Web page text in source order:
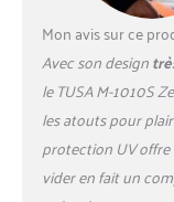
Mon avis sur ce
Avec son design
le TUSA M-1010S
les atouts pour
protection UV offre
vider en fait un